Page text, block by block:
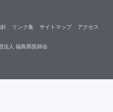
法人 福島県医師会
リンク集 サイトマップ アクセス